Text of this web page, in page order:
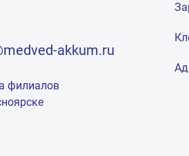
akkum.ru
филиалов